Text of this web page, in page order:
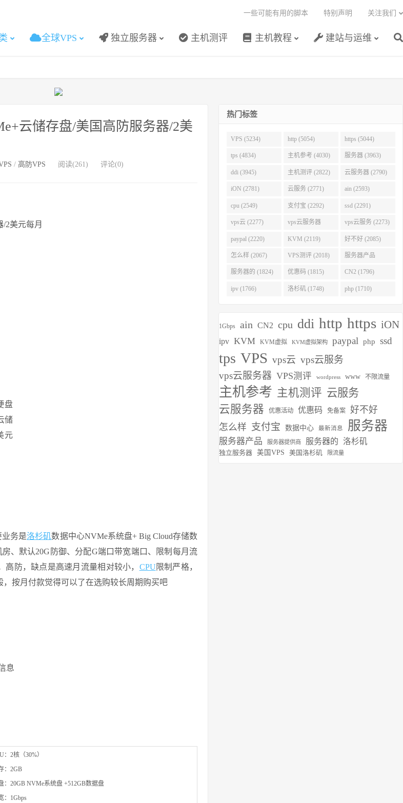
全球VPS 独立服务器 主机测评 主机教程 建站与运维
一些可能有用的脚本 特别声明 关注我们
云储存盘/美国高防服务器/2美
/ 高防VPS 阅读(261) 评论(0)
业务是洛杉矶数据中心NVMe系统盘+ Big Cloud存储数
房、默认20G防御、分配G端口带宽端口、限制每月流
防，缺点是高速月流量相对较小， CPU 限制严格，
按月付款觉得可以了在选购较长周期购买吧
息
：2核（30%）
：2GB
：20GB NVMe系统盘 +512GB数据盘
：1Gbps
热门标签
VPS (5234) http (5054) https (5044)
tps (4834) 主机参考 (4030) 服务器 (3963)
ddi (3945) 主机测评 (2822) 云服务器 (2790)
iON (2781) 云服务 (2771) ain (2593)
cpu (2549) 支付宝 (2292) ssd (2291)
vps云 (2277) vps云服务器
(2275)
vps云服务 (2273)
paypal (2220) KVM (2119) 好不好 (2085)
怎么样 (2067) VPS测评 (2018) 服务器产品
(1938)
服务器的 (1824) 优惠码 (1815) CN2 (1796)
ipv (1766) 洛杉矶 (1748) php (1710)
1Gbps ain CN2 cpu ddi http https iON
ipv KVM KVM虚拟 KVM虚拟架构 paypal php ssd
tps VPS vps云 vps云服务
vps云服务器 VPS测评 wordpress www 不限流量
主机参考 主机测评 云服务
云服务器
优惠活动 优惠码 免备案
好不好
怎么样 支付宝 数据中心 最新消息 服务器
服务器产品 服务器提供商 服务器的 洛杉矶
独立服务器 美国VPS 美国洛杉矶 限流量